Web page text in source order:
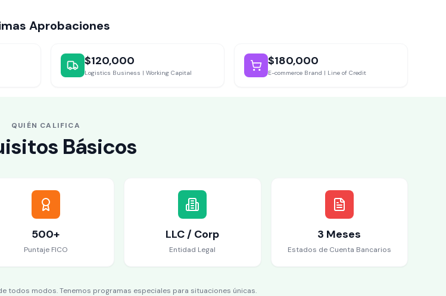
Aprobaciones
$120,000
Logistics Business | Working Capital
$180,000
E-commerce Brand | Line of Credit
QUIÉN CALIFICA
Básicos
500+
Puntaje FICO
LLC / Corp
Entidad Legal
3 Meses
Estados de Cuenta Bancarios
todos modos. Tenemos programas especiales para situaciones únicas.